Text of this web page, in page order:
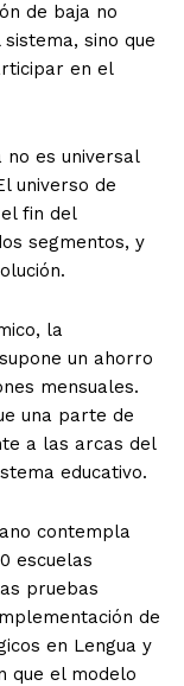
de baja no
sino que
en el
es universal
universo de
fin del
segmentos, y
la
un ahorro
mensuales.
una parte de
a las arcas del
educativo.
contempla
escuelas
pruebas
de
en Lengua y
que el modelo